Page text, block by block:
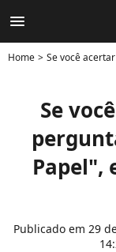
menu
Home Se você acertar 8
Se
Papel",
Publicado em 29